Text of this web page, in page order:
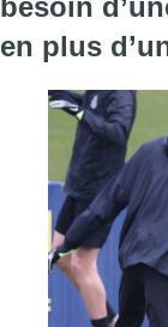
besoin
en plus